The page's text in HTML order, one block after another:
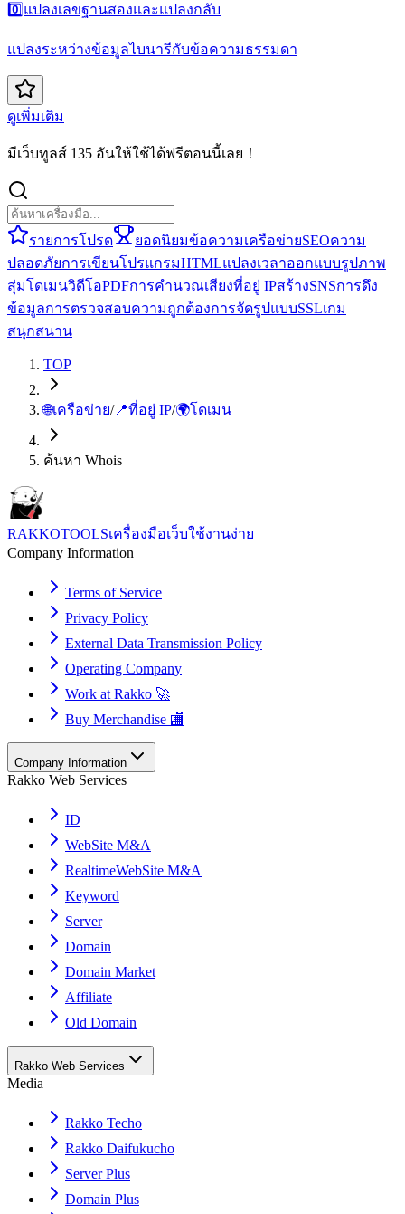
0️⃣ แปลงเลขฐานสองและแปลงกลับ
แปลงระหว่างข้อมูลไบนารีกับข้อความธรรมดา
ดูเพิ่มเติม
มีเว็บทูลส์ 135 อันให้ใช้ได้ฟรีตอนนี้เลย！
รายการโปรด ยอดนิยมข้อความเครือข่ายSEOความ
ปลอดภัยการเขียนโปรแกรมHTMLแปลงเวลาออกแบบรูปภาพ
สุ่มโดเมนวิดีโอPDFการคำนวณเสียงที่อยู่ IPสร้างSNSการดึง
ข้อมูลการตรวจสอบความถูกต้องการจัดรูปแบบSSLเกม
สนุกสนาน
TOP
🌐เครือข่าย/📍ที่อยู่ IP/🌍โดเมน
ค้นหา Whois
RAKKOTOOLSเครื่องมือเว็บใช้งานง่าย
Company Information
Terms of Service
Privacy Policy
External Data Transmission Policy
Operating Company
Work at Rakko 🚀
Buy Merchandise 🏬
Company Information
Rakko Web Services
ID
WebSite M&A
RealtimeWebSite M&A
Keyword
Server
Domain
Domain Market
Affiliate
Old Domain
Rakko Web Services
Media
Rakko Techo
Rakko Daifukucho
Server Plus
Domain Plus